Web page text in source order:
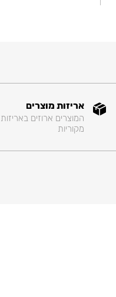
אריזות מוצרים
המוצרים ארוזים באריזות
מקוריות